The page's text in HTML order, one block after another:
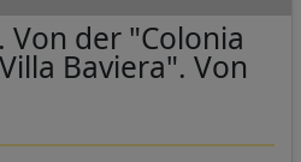
Von der "Colonia
Baviera". Von